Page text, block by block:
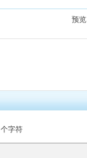
预览
个字符